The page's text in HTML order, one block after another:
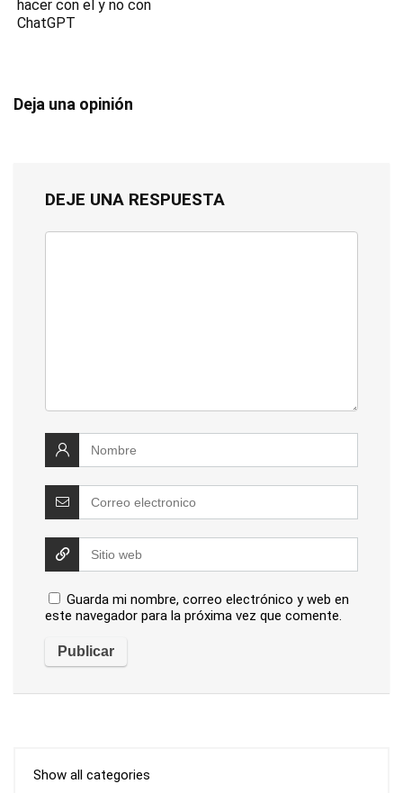
hacer con el y no con
ChatGPT
Deja una opinión
DEJE UNA RESPUESTA
Guarda mi nombre, correo electrónico y web en
este navegador para la próxima vez que comente.
Show all categories